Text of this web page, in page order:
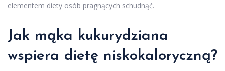
elementem diety osób pragnących schudnąć.
Jak mąka kukurydziana
wspiera dietę niskokaloryczną?